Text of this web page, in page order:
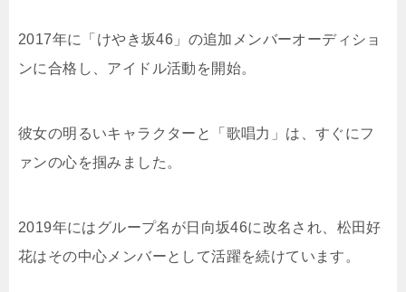
2017年に「けやき坂46」の追加メンバーオーディショ
ンに合格し、アイドル活動を開始。
彼女の明るいキャラクターと「歌唱力」は、すぐにフ
ァンの心を掴みました。
2019年にはグループ名が日向坂46に改名され、松田好
花はその中心メンバーとして活躍を続けています。